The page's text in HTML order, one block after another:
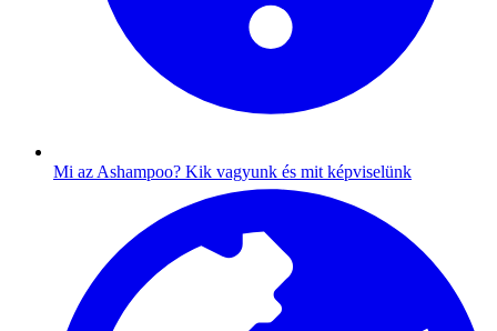
Mi az Ashampoo? Kik vagyunk és mit képviselünk